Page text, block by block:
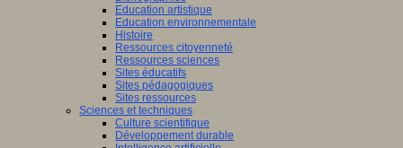
Education artistique
Education environnementale
Histoire
Ressources citoyenneté
Ressources sciences
Sites éducatifs
Sites pédagogiques
Sites ressources
Sciences et techniques
Culture scientifique
Développement durable